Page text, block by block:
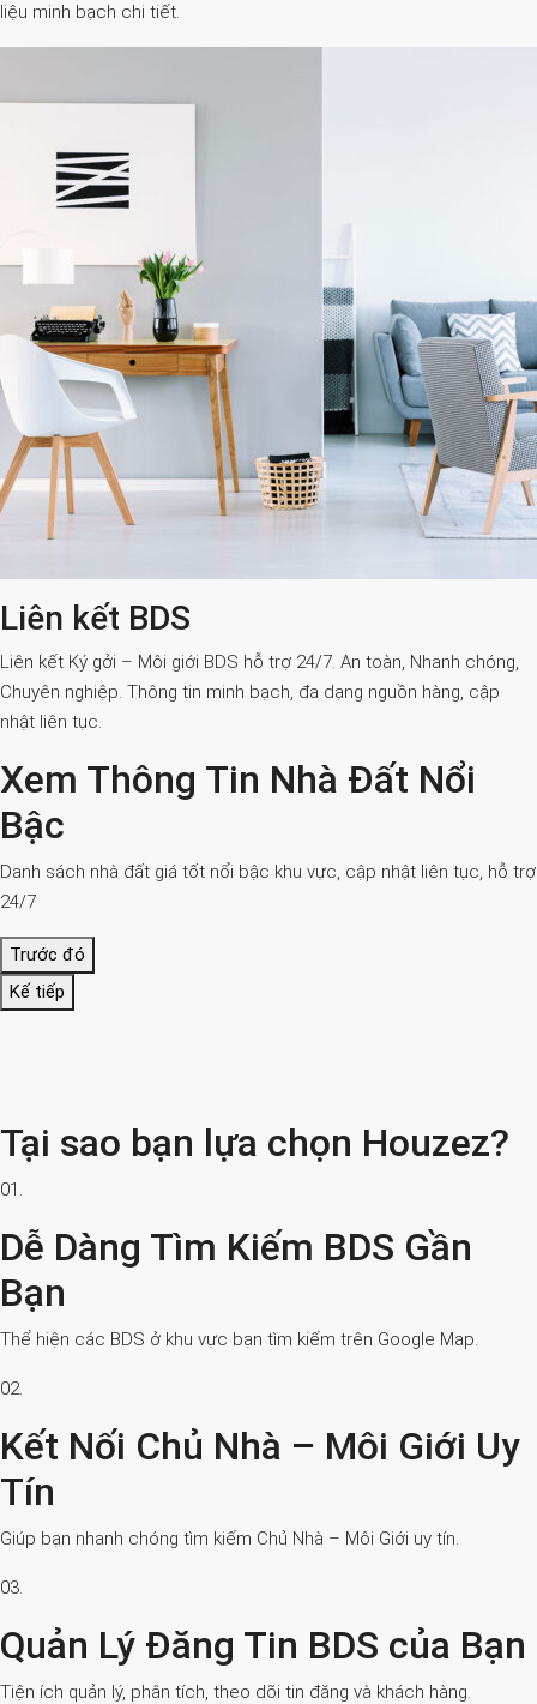
liệu minh bạch chi tiết.
Liên kết BDS
Liên kết Ký gởi – Môi giới BDS hỗ trợ 24/7. An toàn, Nhanh chóng,
Chuyên nghiệp. Thông tin minh bạch, đa dạng nguồn hàng, cập
nhật liên tục.
Xem Thông Tin Nhà Đất Nổi
Bậc
Danh sách nhà đất giá tốt nổi bậc khu vực, cập nhật liên tục, hỗ trợ
24/7
Trước đó
Kế tiếp
Tại sao bạn lựa chọn Houzez?
01.
Dễ Dàng Tìm Kiếm BDS Gần
Bạn
Thể hiện các BDS ở khu vực bạn tìm kiếm trên Google Map.
02.
Kết Nối Chủ Nhà – Môi Giới Uy
Tín
Giúp bạn nhanh chóng tìm kiếm Chủ Nhà – Môi Giới uy tín.
03.
Quản Lý Đăng Tin BDS của Bạn
Tiện ích quản lý, phân tích, theo dõi tin đăng và khách hàng.